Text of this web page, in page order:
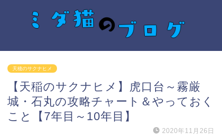
天穂のサクナヒメ
【天稲のサクナヒメ】虎口台～霧厳
城・石丸の攻略チャート＆やっておく
こと【7年目～10年目】
2020年11月26日